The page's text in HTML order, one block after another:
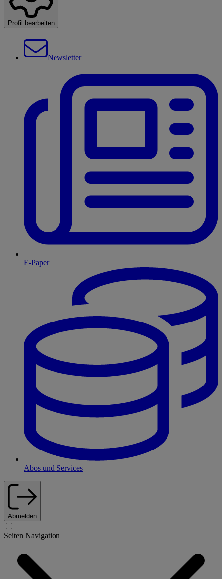
Profil bearbeiten
Newsletter
E-Paper
Abos und Services
Abmelden
Seiten Navigation